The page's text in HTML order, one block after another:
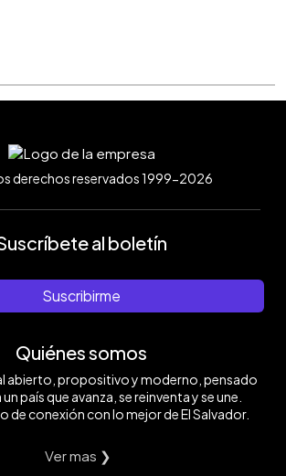
derechos reservados 1999-2026
al boletín
Suscribirme
Quiénes somos
abierto, propositivo y moderno, pensado
país que avanza, se reinventa y se une.
de conexión con lo mejor de El Salvador.
Ver mas ❯